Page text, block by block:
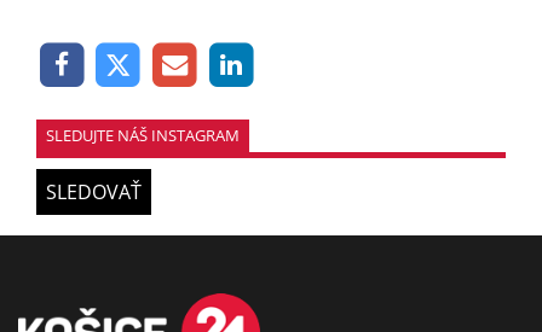
SLEDUJTE NÁŠ INSTAGRAM
SLEDOVAŤ